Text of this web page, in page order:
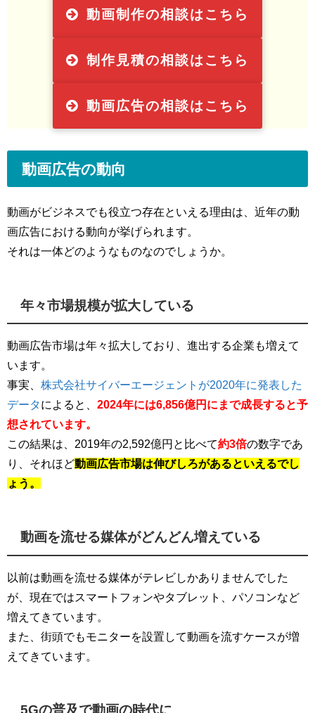
動画制作の相談はこちら
制作見積の相談はこちら
動画広告の相談はこちら
動画広告の動向
動画がビジネスでも役立つ存在といえる理由は、近年の動
画広告における動向が挙げられます。
それは一体どのようなものなのでしょうか。
年々市場規模が拡大している
動画広告市場は年々拡大しており、進出する企業も増えて
います。
事実、 株式会社サイバーエージェントが2020年に発表した
データによると、 2024年には6,856億円にまで成長すると予
想されています。
この結果は、2019年の2,592億円と比べて約3倍の数字であ
り、それほど動画広告市場は伸びしろがあるといえるでし
ょう。
動画を流せる媒体がどんどん増えている
以前は動画を流せる媒体がテレビしかありませんでした
が、現在ではスマートフォンやタブレット、パソコンなど
増えてきています。
また、街頭でもモニターを設置して動画を流すケースが増
えてきています。
5Gの普及で動画の時代に